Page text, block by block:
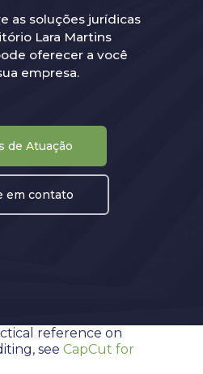
as soluções jurídicas
Lara Martins
oferecer a você
empresa.
de Atuação
em contato
reference on
see CapCut for